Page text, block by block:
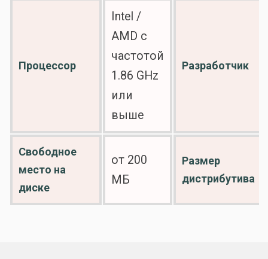
Процессор
Intel /
AMD с
частотой
1.86 GHz
или
выше
Разработчик
Свободное
место на
диске
от 200
МБ
Размер
дистрибутива